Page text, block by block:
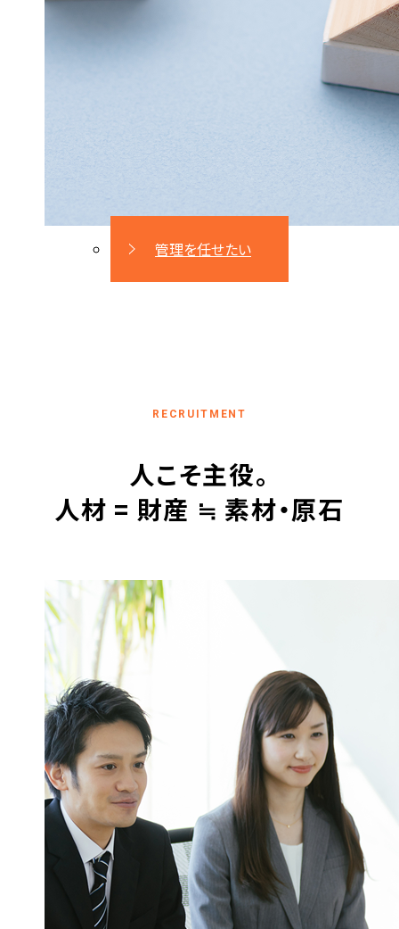
管理を任せたい
人こそ主役。
人材 = 財産 ≒ 素材・原石